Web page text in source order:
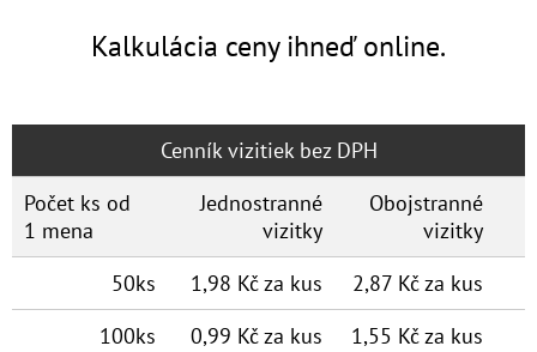
Kalkulácia ceny ihneď online.
Cenník vizitiek bez DPH
Počet ks od
1 mena
Jednostranné
vizitky
Obojstranné
vizitky
50ks
1,98 Kč za kus
2,87 Kč za kus
100ks
0,99 Kč za kus
1,55 Kč za kus